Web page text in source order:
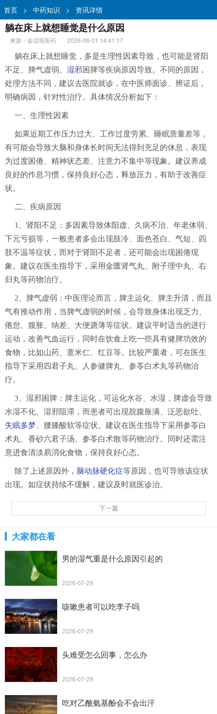
首页 > 中药知识 > 资讯详情
躺在床上就想睡觉是什么原因
来源：金话筒医药
2026-06-01 14:41:17
躺在床上就想睡觉，多是生理性因素导致，也可能是肾阳
不足、脾气虚弱、 湿邪困脾等疾病原因导致。不同的原因，
处理方法不同，建议去医院就诊，在中医师面诊、辨证后，
明确病因，针对性治疗。具体情况分析如下：
一、生理性因素
如果近期工作压力过大、工作过度劳累、睡眠质量差等，
有可能会导致大脑和身体长时间无法得到充足的休息，表现
为过度困倦、精神状态差、注意力不集中等现象。建议养成
良好的作息习惯，保持良好心态，释放压力，有助于改善症
状。
二、疾病原因
1、肾阳不足：多因素导致体阳虚、久病不治、年老体弱、
下元亏损等，一般患者多会出现肢冷、面色苍白、气短、四
肢不温等症状，而对于肾阳不足者，还可能会出现困倦现
象。建议在医生指导下，采用金匮肾气丸、附子理中丸、右
归丸等药物治疗。
2、脾气虚弱：中医理论而言，脾主运化、脾主升清，而且
气有推动作用，当脾气虚弱的时候，会导致身体出现乏力、
倦怠、腹胀、纳差、大便溏薄等症状。建议平时适当的进行
运动，改善气血运行，同时在饮食上吃一些具有健脾功效的
食物，比如山药、薏米仁、红豆等。比较严重者，可在医生
指导下采用四君子丸、人参健脾丸、参苓白术丸等药物治
疗。
3、湿邪困脾：脾主运化，可运化水谷、水湿，脾虚会导致
水湿不化、湿邪阻滞，而患者可出现脘腹胀满、泛恶欲吐、
失眠多梦 、腰膝酸软等症状。建议在医生指导下采用参苓白
术丸、香砂六君子汤、参苓白术散等药物治疗。同时还需注
意进食清淡易消化食物，保持良好心态。
除了上述原因外， 脑动脉硬化症等原因，也可导致该症状
出现。如症状持续不缓解，建议及时就医诊治。
下一篇
大家都在看
男的湿气重是什么原因引起的
2026-07-29
咳嗽患者可以吃李子吗
2026-07-29
头难受怎么回事，怎么办
2026-07-29
吃对乙酰氨基酚会不会出汗